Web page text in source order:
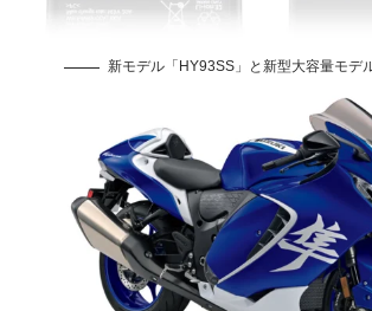
新モデル「HY93SS」と新型大容量モデ